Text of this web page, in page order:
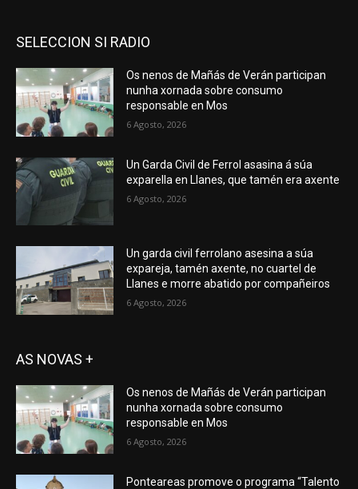
SELECCION SI RADIO
Os nenos de Mañás de Verán participan
nunha xornada sobre consumo
responsable en Mos
6 Agosto, 2026
Un Garda Civil de Ferrol asasina á súa
exparella en Llanes, que tamén era axente
6 Agosto, 2026
Un garda civil ferrolano asesina a súa
expareja, tamén axente, no cuartel de
Llanes e morre abatido por compañeiros
6 Agosto, 2026
AS NOVAS +
Os nenos de Mañás de Verán participan
nunha xornada sobre consumo
responsable en Mos
6 Agosto, 2026
Ponteareas promove o programa “Talento